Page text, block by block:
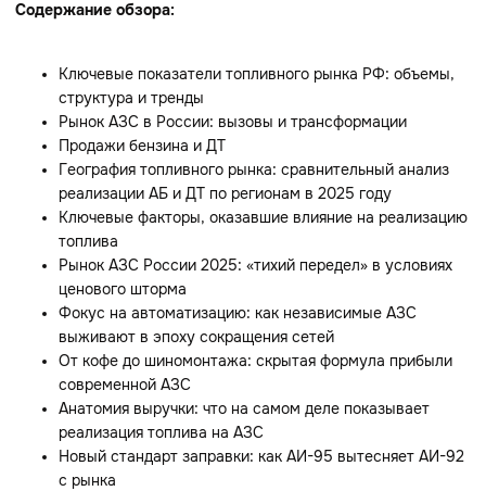
Содержание обзора:
Ключевые показатели топливного рынка РФ: объемы,
структура и тренды
Рынок АЗС в России: вызовы и трансформации
Продажи бензина и ДТ
География топливного рынка: сравнительный анализ
реализации АБ и ДТ по регионам в 2025 году
Ключевые факторы, оказавшие влияние на реализацию
топлива
Рынок АЗС России 2025: «тихий передел» в условиях
ценового шторма
Фокус на автоматизацию: как независимые АЗС
выживают в эпоху сокращения сетей
От кофе до шиномонтажа: скрытая формула прибыли
современной АЗС
Анатомия выручки: что на самом деле показывает
реализация топлива на АЗС
Новый стандарт заправки: как АИ-95 вытесняет АИ-92
с рынка